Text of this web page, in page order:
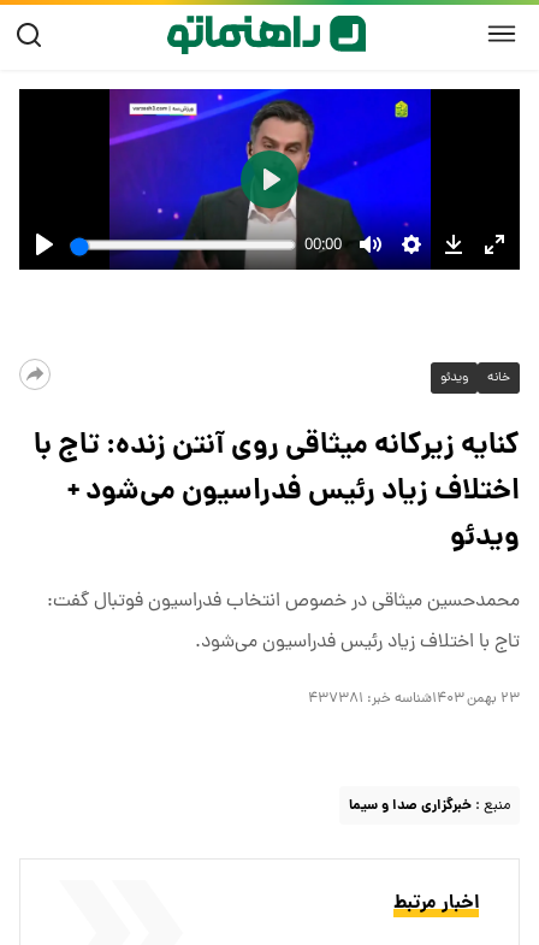
خانه ویدئو
کنایه زیرکانه میثاقی روی آنتن زنده: تاج با
اختلاف زیاد رئیس فدراسیون می‌شود +
ویدئو
محمدحسین میثاقی در خصوص انتخاب فدراسیون فوتبال گفت:
تاج با اختلاف زیاد رئیس فدراسیون می‌شود.
۲۳ بهمن ۱۴۰۳ شناسه خبر: ۴۳۷۳۸۱
منبع : خبرگزاری صدا و سیما
اخبار مرتبط